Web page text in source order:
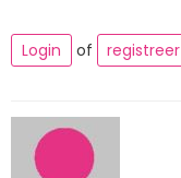
Login of registreer